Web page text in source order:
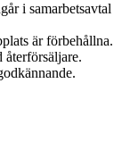
i samarbetsavtal
är förbehållna.
återförsäljare.